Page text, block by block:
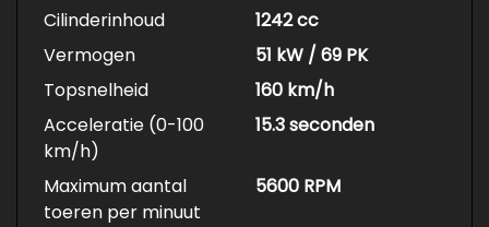
Cilinderinhoud
1242 cc
Vermogen
51 kW / 69 PK
Topsnelheid
160 km/h
Acceleratie (0-100
km/h)
15.3 seconden
Maximum aantal
toeren per minuut
5600 RPM